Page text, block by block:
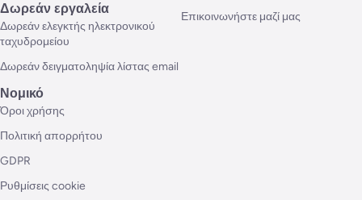
Δωρεάν εργαλεία
Δωρεάν ελεγκτής ηλεκτρονικού
ταχυδρομείου
Δωρεάν δειγματοληψία λίστας email
Επικοινωνήστε μαζί μας
Νομικό
Όροι χρήσης
Πολιτική απορρήτου
GDPR
Ρυθμίσεις cookie